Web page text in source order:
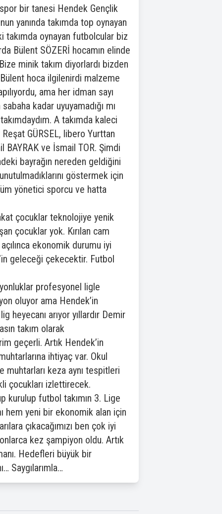
bir tanesi Hendek Gençlik
yanında takımda top oynayan
takımda oynayan futbolcular biz
Bülent SÖZERİ hocamın elinde
minik takım diyorlardı bizden
hoca ilgilenirdi malzeme
ama her idman sayı
kadar uyuyamadığı mı
A takımda kaleci
GÜRSEL, libero Yurttan
ve İsmail TOR. Şimdi
bayrağın nereden geldiğini
göstermek için
yönetici sporcu ve hatta
çocuklar teknolojiye yenik
çocuklar yok. Kırılan cam
ekonomik durumu iyi
geleceği çekecektir. Futbol
profesyonel ligle
oluyor ama Hendek’in
heyecanı arıyor yıllardır Demir
takım olarak
geçerli. Artık Hendek’in
ihtiyaç var. Okul
keza aynı tespitleri
çocukları izlettirecek.
kurulup futbol takımın 3. Lige
hem yeni bir ekonomik alan için
çıkacağımızı ben çok iyi
kez şampiyon oldu. Artık
Hedefleri büyük bir
Saygılarımla…